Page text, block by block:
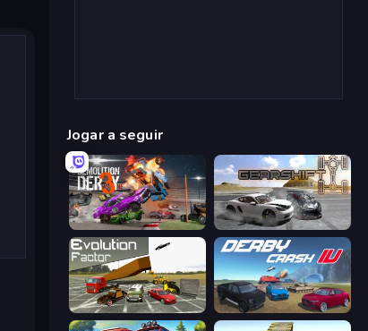
Jogar a seguir
Demolition Derby 3 Gearshift One
Evolution Factor Derby Crash 4